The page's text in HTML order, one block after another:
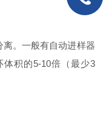
。一般有自动进样器
积的5-10倍（最少3